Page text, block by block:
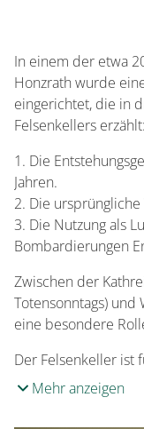
In einem der etwa
Honzrath wurde
eingerichtet, die in
Felsenkellers erzählt:
Die
Jahren.
Die
Die Nutzung als
Bombardierungen
Zwischen der
Totensonntags)
eine besondere
Der Felsenkeller ist
Mehr anzeigen